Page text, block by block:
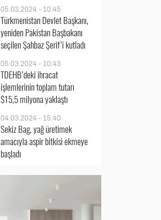
05.03.2024 - 10:45
Türkmenistan Devlet Başkanı,
yeniden Pakistan Başbakanı
seçilen Şahbaz Şerif’i kutladı
05.03.2024 - 10:43
TDEHB’deki ihracat
işlemlerinin toplam tutarı
$15,5 milyona yaklaştı
04.03.2024 - 15:40
Sekiz Bag, yağ üretimek
amacıyla aspir bitkisi ekmeye
başladı